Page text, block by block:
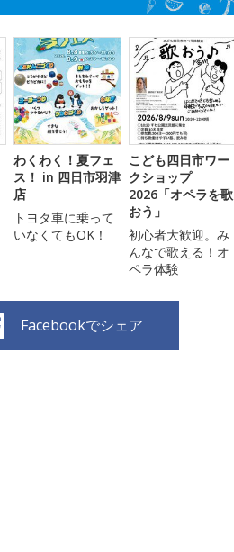
わくわく！夏フェ
ス！ in 四日市羽津
店
トヨタ車に乗って
いなくてもOK！
こども四日市ワー
クショップ
2026「オペラを歌
おう」
初心者大歓迎。み
んなで歌える！オ
ペラ体験
Facebookでシェア